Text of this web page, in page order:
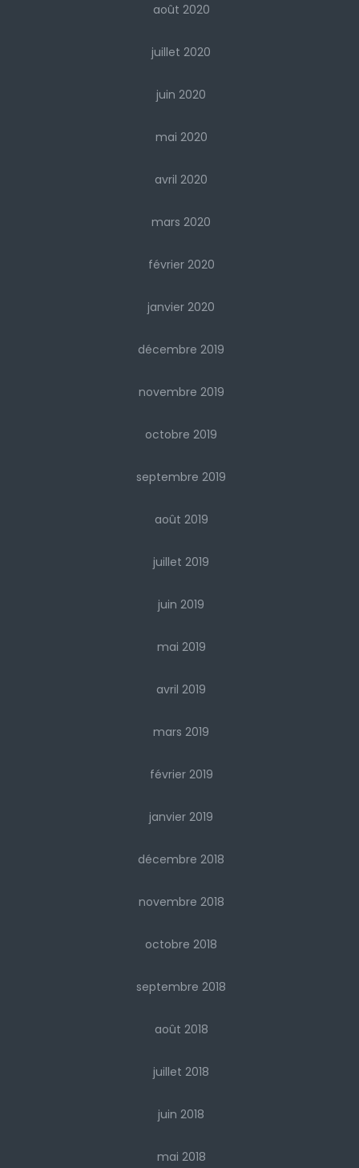
août 2020
juillet 2020
juin 2020
mai 2020
avril 2020
mars 2020
février 2020
janvier 2020
décembre 2019
novembre 2019
octobre 2019
septembre 2019
août 2019
juillet 2019
juin 2019
mai 2019
avril 2019
mars 2019
février 2019
janvier 2019
décembre 2018
novembre 2018
octobre 2018
septembre 2018
août 2018
juillet 2018
juin 2018
mai 2018